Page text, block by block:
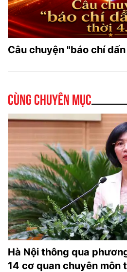
Câu chuyện "báo chí
Cùng chuyên mục
Hà Nội thông qua
14 cơ quan chuyên môn